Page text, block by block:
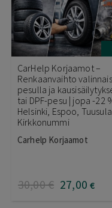
CarHelp Korjaamot –
Renkaanvaihto
pesulla ja
tai DPF-pesu | jopa -22
Helsinki, Espoo,
Kirkkonummi
Carhelp Korjaamot
30,00€ 27,00 €